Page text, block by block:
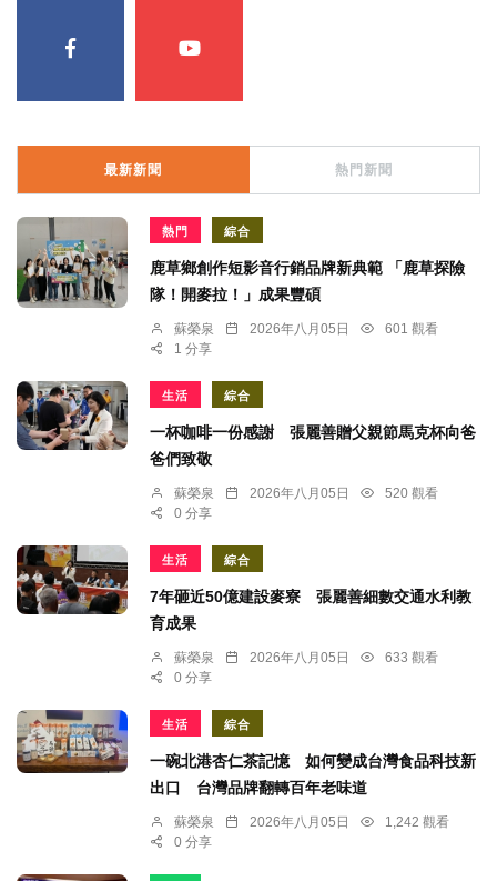
最新新聞 熱門新聞
熱門 綜合
鹿草鄉創作短影音行銷品牌新典範 「鹿草探險
隊！開麥拉！」成果豐碩
蘇榮泉 2026年八月05日
601 觀看
1 分享
生活 綜合
一杯咖啡一份感謝 張麗善贈父親節馬克杯向爸
爸們致敬
蘇榮泉 2026年八月05日
520 觀看
0 分享
生活 綜合
7年砸近50億建設麥寮 張麗善細數交通水利教
育成果
蘇榮泉 2026年八月05日
633 觀看
0 分享
生活 綜合
一碗北港杏仁茶記憶 如何變成台灣食品科技新
出口 台灣品牌翻轉百年老味道
蘇榮泉 2026年八月05日
1,242 觀看
0 分享